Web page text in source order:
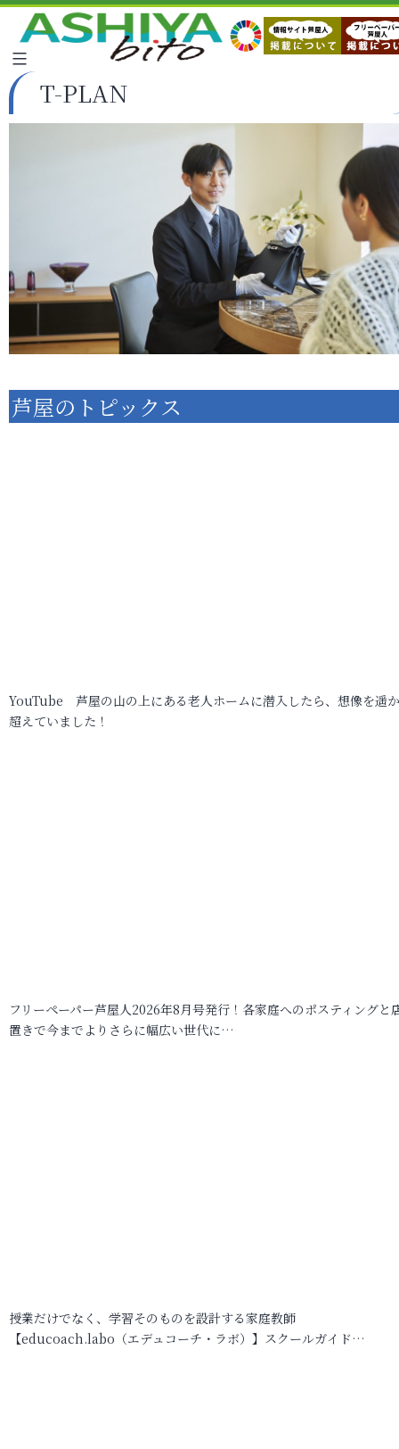
T-PLAN
芦屋のトピックス
YouTube 芦屋の山の上にある老人ホームに潜入したら、想像を遥
超えていました！
フリーペーパー芦屋人2026年8月号発行！各家庭へのポスティングと
置きで今までよりさらに幅広い世代に…
授業だけでなく、学習そのものを設計する家庭教師
【educoach.labo（エデュコーチ・ラボ）】スクールガイド…